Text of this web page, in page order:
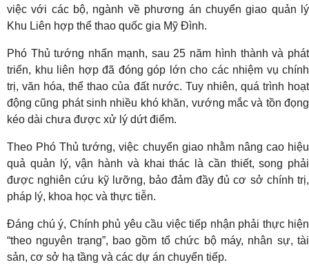
việc với các bộ, ngành về phương án chuyển giao quản lý
Khu Liên hợp thể thao quốc gia Mỹ Đình.
Phó Thủ tướng nhấn mạnh, sau 25 năm hình thành và phát
triển, khu liên hợp đã đóng góp lớn cho các nhiệm vụ chính
trị, văn hóa, thể thao của đất nước. Tuy nhiên, quá trình hoạt
động cũng phát sinh nhiều khó khăn, vướng mắc và tồn đọng
kéo dài chưa được xử lý dứt điểm.
Theo Phó Thủ tướng, việc chuyển giao nhằm nâng cao hiệu
quả quản lý, vận hành và khai thác là cần thiết, song phải
được nghiên cứu kỹ lưỡng, bảo đảm đầy đủ cơ sở chính trị,
pháp lý, khoa học và thực tiễn.
Đáng chú ý, Chính phủ yêu cầu việc tiếp nhận phải thực hiện
“theo nguyên trạng”, bao gồm tổ chức bộ máy, nhân sự, tài
sản, cơ sở hạ tầng và các dự án chuyển tiếp.